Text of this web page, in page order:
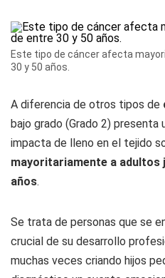
Este tipo de cáncer afecta
30 y 50 años.
A diferencia de otros tipos de
bajo grado (Grado 2) presenta
impacta de lleno en el tejido
mayoritariamente a adultos
años.
Se trata de personas que se
crucial de su desarrollo
muchas veces criando hijos